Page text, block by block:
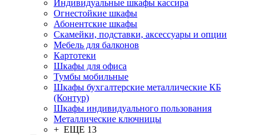
Индивидуальные шкафы кассира
Огнестойкие шкафы
Абонентские шкафы
Скамейки, подставки, аксессуары и опции
Мебель для балконов
Картотеки
Шкафы для офиса
Тумбы мобильные
Шкафы бухгалтерские металлические КБ
(Контур)
Шкафы индивидуального пользования
Металлические ключницы
+ ЕЩЕ 13